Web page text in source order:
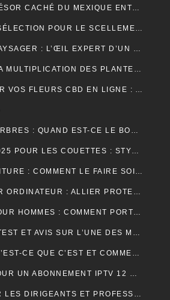
ISLA MUJERES : TRÉSOR CACHÉ DU MEXIQUE ENTRE PLAGES DE RÊVE ET AVENTURES TROPICALES
LES CRITÈRES DE SÉLECTION POUR LE SCELLEMENT DE TUILE DE RIVE
L’AMÉNAGEMENT PAYSAGER : L’ŒIL EXPERT D’UN JARDINIER
LES SECRETS DE LA MULTIPLICATION DES PLANTES PAR UN JARDINIER
POURQUOI ACHETER VOS FLEURS CBD EN LIGNE : AVANTAGES, BIENFAITS ET CONSEILS
DESSOUCHAGE D’ARBRES : QUAND EST-CE LE BON MOMENT POUR LE FAIRE ?
LES TENDANCES 2025 POUR LES COUETTES : STYLES, COULEURS ET MATÉRIAUX
ÉTANCHÉITÉ DE TOITURE : COMMENT LE FAIRE SOI-MÊME
LE SAC À DOS POUR ORDINATEUR : ALLIER PROTECTION, ORGANISATION ET ÉLÉGANCE AU QUOTIDIEN
CONSEILS MODE POUR HOMMES : COMMENT PORTER UN BIJOU MÉDAILLE AVEC STYLE ?
XTREME HD IPTV : TEST ET AVIS SUR L’UNE DES MEILLEURES OFFRES DU MARCHÉ
SERVEUR IPTV : QU’EST-CE QUE C’EST ET COMMENT CHOISIR LE MEILLEUR EN 2024 ?
GUIDE COMPLET POUR UN ABONNEMENT IPTV 12 MOIS SMART TV
L’ART DE SUBLIMER LES DIRIGEANTS ET PROFESSIONNELS